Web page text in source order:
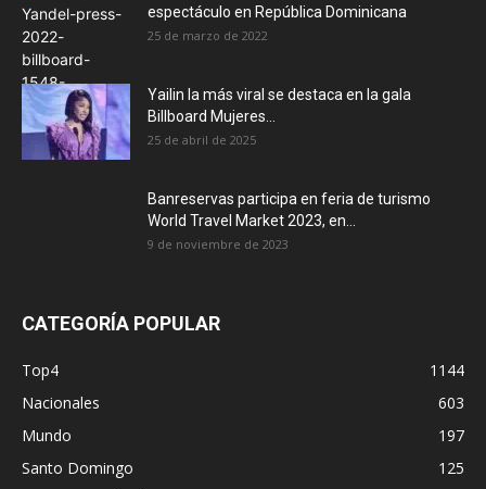
espectáculo en República Dominicana
25 de marzo de 2022
Yailin la más viral se destaca en la gala
Billboard Mujeres...
25 de abril de 2025
Banreservas participa en feria de turismo
World Travel Market 2023, en...
9 de noviembre de 2023
CATEGORÍA POPULAR
Top4
1144
Nacionales
603
Mundo
197
Santo Domingo
125